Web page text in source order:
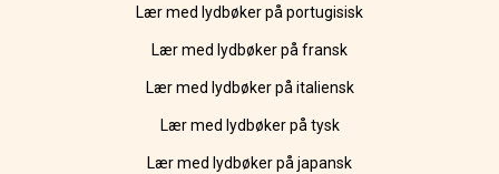
Lær med lydbøker på portugisisk
Lær med lydbøker på fransk
Lær med lydbøker på italiensk
Lær med lydbøker på tysk
Lær med lydbøker på japansk